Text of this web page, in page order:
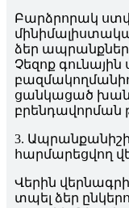
Բարձրորակ
ձեր
Չեզոք
ցանկացած
բրենդավորման
3.
հարմարեցվող
Վերին
տպել ձեր